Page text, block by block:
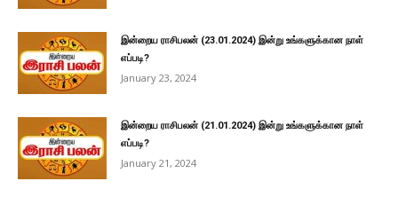
இன்றைய ராசிபலன் (23.01.2024) இன்று உங்களுக்கான நாள்
எப்படி?
January 23, 2024
இன்றைய ராசிபலன் (21.01.2024) இன்று உங்களுக்கான நாள்
எப்படி?
January 21, 2024